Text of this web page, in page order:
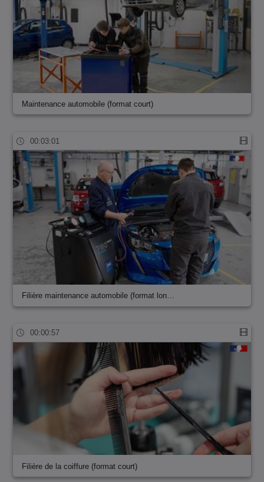
Maintenance automobile (format court)
00:03:01
Filière maintenance automobile (format lon…
00:00:57
Filière de la coiffure (format court)